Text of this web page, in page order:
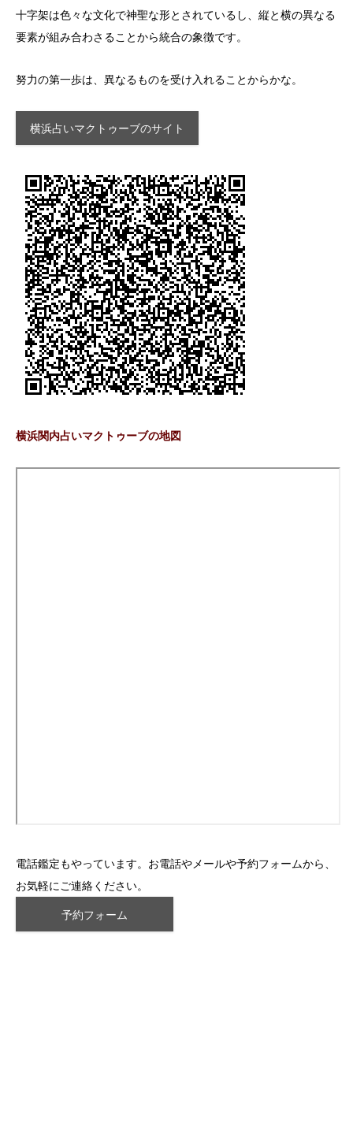
十字架は色々な文化で神聖な形とされているし、縦と横の異なる
要素が組み合わさることから統合の象徴です。
努力の第一歩は、異なるものを受け入れることからかな。
横浜占いマクトゥーブのサイト
横浜関内占いマクトゥーブの地図
電話鑑定もやっています。お電話やメールや予約フォームから、
お気軽にご連絡ください。
予約フォーム